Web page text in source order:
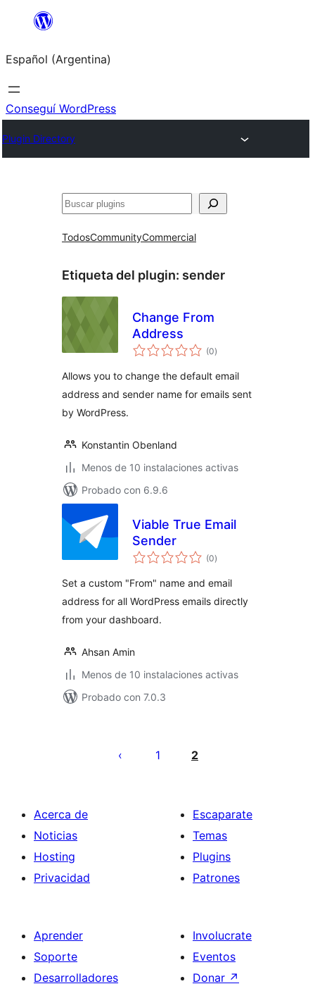
Saltar
contenido
Español (Argentina)
Conseguí WordPress
Plugin Directory
Buscar
TodosCommunityCommercial
Etiqueta del plugin: sender
Change From
Address
(0total
de
)
Allows you to change the default email
address and sender name for emails sent
by WordPress.
Konstantin Obenland
Menos de 10 instalaciones activas
Probado con 6.9.6
Viable True Email
Sender
(0total
de
)
Set a custom "From" name and email
address for all WordPress emails directly
from your dashboard.
Ahsan Amin
Menos de 10 instalaciones activas
Probado con 7.0.3
1 2
Acerca de
Noticias
Hosting
Privacidad
Escaparate
Temas
Plugins
Patrones
Aprender
Soporte
Desarrolladores
Involucrate
Eventos
Donar ↗